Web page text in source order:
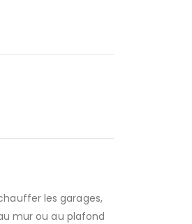
les garages,
mur ou au plafond